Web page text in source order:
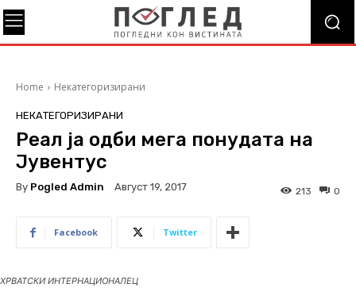
Home Некатегоризирани
НЕКАТЕГОРИЗИРАНИ
Реал ја одби мега понудата на
Јувентус
By Pogled Admin Август 19, 2017 0
213
Facebook Twitter
ХРВАТСКИ ИНТЕРНАЦИОНАЛЕЦ